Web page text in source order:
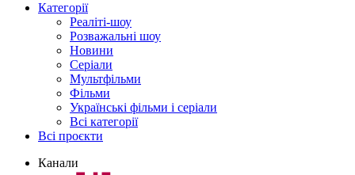
Категорії
Реаліті-шоу
Розважальні шоу
Новини
Серіали
Мультфільми
Фільми
Українські фільми і серіали
Всі категорії
Всі проєкти
Канали